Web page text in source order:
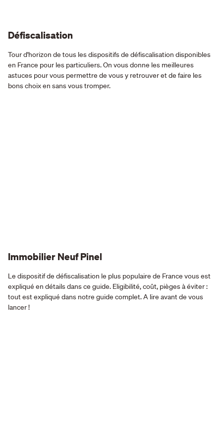
Défiscalisation
Tour d'horizon de tous les dispositifs de défiscalisation disponibles
en France pour les particuliers. On vous donne les meilleures
astuces pour vous permettre de vous y retrouver et de faire les
bons choix en sans vous tromper.
Immobilier Neuf Pinel
Le dispositif de défiscalisation le plus populaire de France vous est
expliqué en détails dans ce guide. Eligibilité, coût, pièges à éviter :
tout est expliqué dans notre guide complet. A lire avant de vous
lancer !